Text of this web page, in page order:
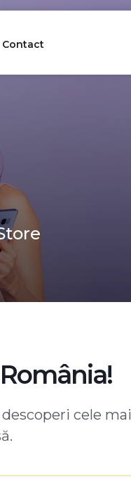
Contact
cele mai